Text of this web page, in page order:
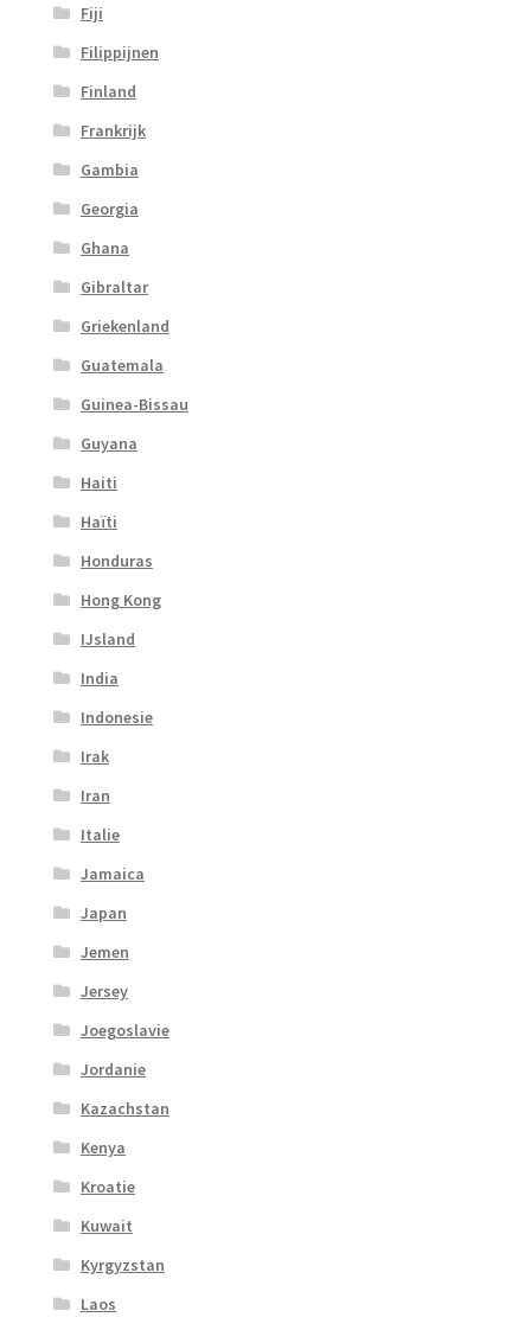
Fiji
Filippijnen
Finland
Frankrijk
Gambia
Georgia
Ghana
Gibraltar
Griekenland
Guatemala
Guinea-Bissau
Guyana
Haiti
Haïti
Honduras
Hong Kong
IJsland
India
Indonesie
Irak
Iran
Italie
Jamaica
Japan
Jemen
Jersey
Joegoslavie
Jordanie
Kazachstan
Kenya
Kroatie
Kuwait
Kyrgyzstan
Laos